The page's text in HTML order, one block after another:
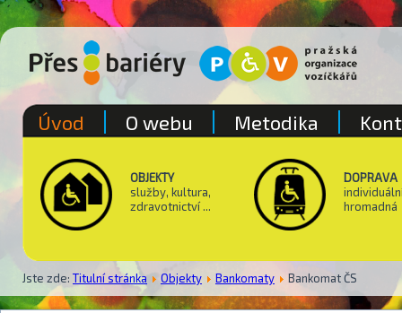
OBJEKTY
služby, kultura,
zdravotnictví ...
DOPRAVA
hromadná
Jste zde: Titulní stránka Objekty Bankomaty Bankomat ČS
Úvod O webu Metodika